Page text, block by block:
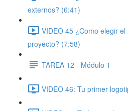
externos? (6:41)
VIDEO 45 ¿Como elegir
proyecto? (7:58)
TAREA 12 - Módulo 1
VIDEO 46: Tu primer